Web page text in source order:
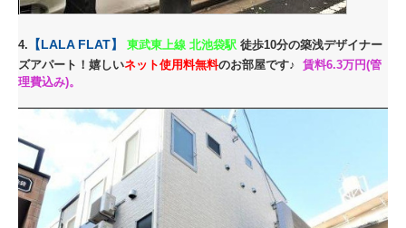
4. 【LALA FLAT】 東武東上線 北池袋駅 徒歩10分の築浅デザイナー
ズアパート！ 嬉しいネット使用料無料のお部屋です♪ 賃料6.3万円(管
理費込み)。